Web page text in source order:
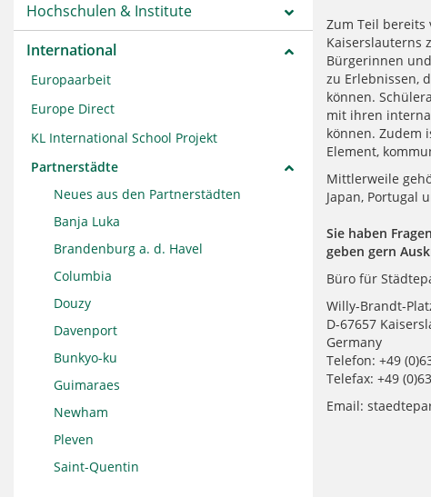
Hochschulen & Institute
International
Europaarbeit
Europe Direct
KL International School Projekt
Partnerstädte
Neues aus den Partnerstädten
Banja Luka
Brandenburg a. d. Havel
Columbia
Douzy
Davenport
Bunkyo-ku
Guimaraes
Newham
Pleven
Saint-Quentin
Zum Teil bereits
Kaiserslauterns
Bürgerinnen
zu Erlebnissen,
können.
mit ihren
können. Zudem
Element,
Mittlerweile
Japan, Portugal
Sie haben
geben gern
Büro für
Willy-Brandt-
D-67657
Germany
Telefon: +49
Telefax: +49
Email: